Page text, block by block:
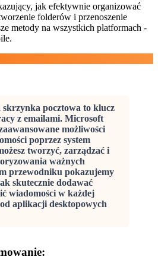
jak efektywnie organizować
folderów i przenoszenie
metody na wszystkich platformach -
pocztowa to klucz
z emailami. Microsoft
możliwości
poprzez system
tworzyć, zarządzać i
ważnych
przewodniku pokazujemy
skutecznie dodawać
wiadomości w każdej
aplikacji desktopowych